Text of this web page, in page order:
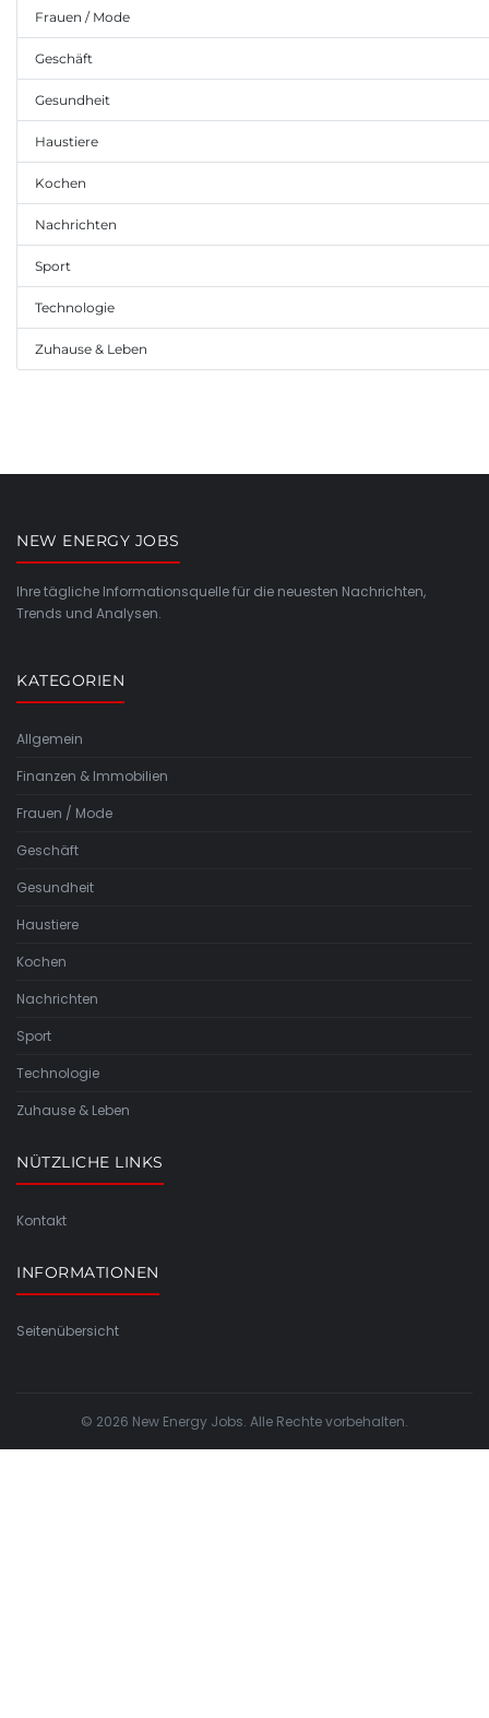
Frauen / Mode
Geschäft
Gesundheit
Haustiere
Kochen
Nachrichten
Sport
Technologie
Zuhause & Leben
NEW ENERGY JOBS
Ihre tägliche Informationsquelle für die neuesten Nachrichten,
Trends und Analysen.
KATEGORIEN
Allgemein
Finanzen & Immobilien
Frauen / Mode
Geschäft
Gesundheit
Haustiere
Kochen
Nachrichten
Sport
Technologie
Zuhause & Leben
NÜTZLICHE LINKS
Kontakt
INFORMATIONEN
Seitenübersicht
© 2026 New Energy Jobs. Alle Rechte vorbehalten.